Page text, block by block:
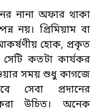
নানা অফার থাকা
নয়। প্রিমিয়াম বা
হোক, প্রকৃত
কতটা কার্যকর
সময় শুধু কাগজে
সেবা প্রদানের
করা উচিত। অনেক